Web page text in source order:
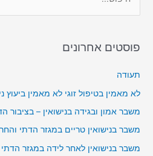
פוסטים אחרונים
תעודה
לא מאמין בטיפול זוגי לא מאמין ביעוץ
משבר אמון ובגידה בנישואין – בציבור
משבר בנישואין טריים במגזר הדתי
משבר בנישואין לאחר לידה במגזר הדתי